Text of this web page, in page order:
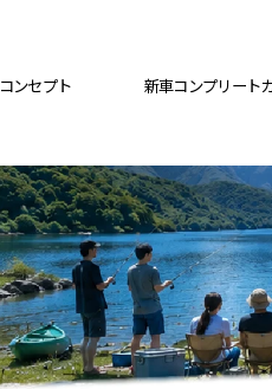
コンセプト 新車コンプリート